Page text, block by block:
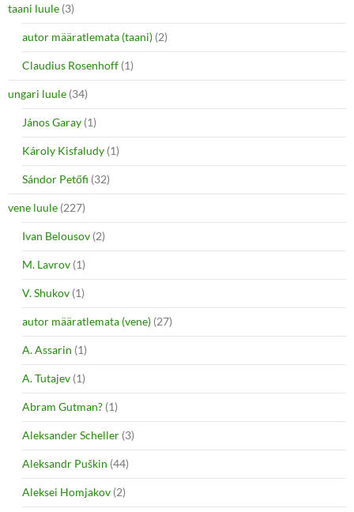
taani luule (3)
autor määratlemata (taani) (2)
Claudius Rosenhoff (1)
ungari luule (34)
János Garay (1)
Károly Kisfaludy (1)
Sándor Petőfi (32)
vene luule (227)
Ivan Belousov (2)
M. Lavrov (1)
V. Shukov (1)
autor määratlemata (vene) (27)
A. Assarin (1)
A. Tutajev (1)
Abram Gutman? (1)
Aleksander Scheller (3)
Aleksandr Puškin (44)
Aleksei Homjakov (2)